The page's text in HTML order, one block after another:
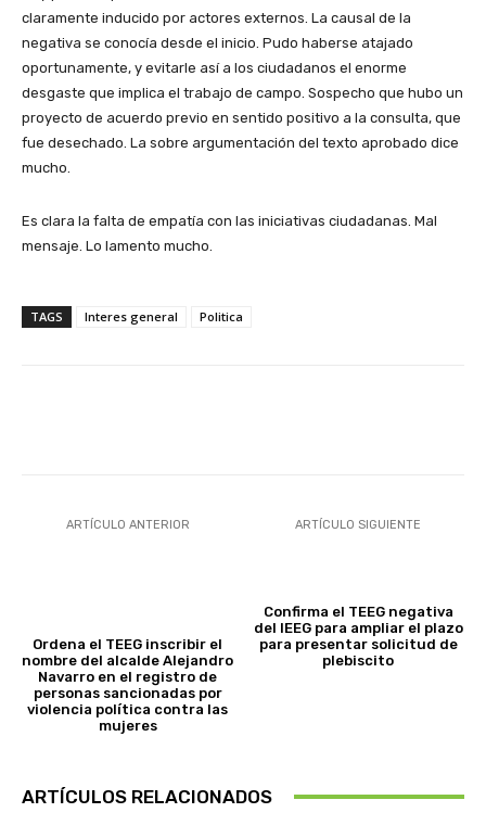
claramente inducido por actores externos. La causal de la
negativa se conocía desde el inicio. Pudo haberse atajado
oportunamente, y evitarle así a los ciudadanos el enorme
desgaste que implica el trabajo de campo. Sospecho que hubo un
proyecto de acuerdo previo en sentido positivo a la consulta, que
fue desechado. La sobre argumentación del texto aprobado dice
mucho.
Es clara la falta de empatía con las iniciativas ciudadanas. Mal
mensaje. Lo lamento mucho.
TAGS Interes general Politica
ARTÍCULO ANTERIOR
Ordena el TEEG inscribir el
nombre del alcalde Alejandro
Navarro en el registro de
personas sancionadas por
violencia política contra las
mujeres
ARTÍCULO SIGUIENTE
Confirma el TEEG negativa
del IEEG para ampliar el plazo
para presentar solicitud de
plebiscito
ARTÍCULOS RELACIONADOS